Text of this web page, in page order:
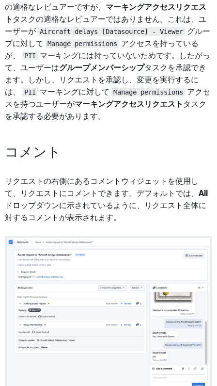
の適格なレビュアーですが、 マーキングアクセスリクエス
ト タスクの適格なレビュアーではありません。これは、ユ
ーザーが Aircraft delays [Datasource] - Viewer グルー
プに対して
Manage permissions
アクセスを持っている
が、
PII
マーキングには持っていないためです。したがっ
て、ユーザーはグループメンバーシップタスクを承認でき
ます。しかし、リクエストを承認し、変更を実行するに
は、
PII マーキングに対して Manage permissions
アクセ
スを持つユーザーがマーキングアクセスリクエスト タスク
を承認する必要があります。
コメント
リクエストの右側にあるコメントウィジェットを使用し
て、リクエストにコメントできます。デフォルトでは、 All
ドロップダウンに示されているように、リクエスト全体に
対するコメントが表示されます。